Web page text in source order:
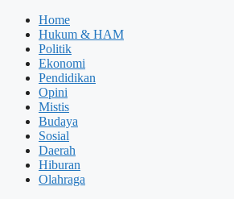
Home
Hukum & HAM
Politik
Ekonomi
Pendidikan
Opini
Mistis
Budaya
Sosial
Daerah
Hiburan
Olahraga